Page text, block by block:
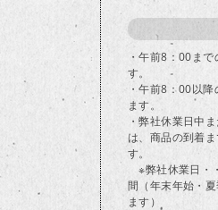
・午前8：00ま
す。
・午前8：00以
ます。
・弊社休業日中
は、商品の到着
す。
※弊社休業日・
間（年末年始・
ます）